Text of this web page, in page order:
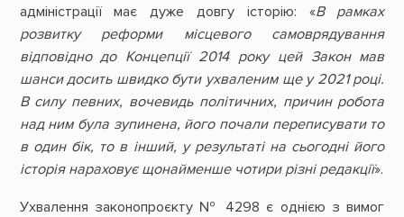
адміністрації має дуже довгу історію: «В рамках
розвитку реформи місцевого самоврядування
відповідно до Концепції 2014 року цей Закон мав
шанси досить швидко бути ухваленим ще у 2021 році.
В силу певних, вочевидь політичних, причин робота
над ним була зупинена, його почали переписувати то
в один бік, то в інший, у результаті на сьогодні його
історія нараховує щонайменше чотири різні редакції».
Ухвалення законопроєкту № 4298 є однією з вимог